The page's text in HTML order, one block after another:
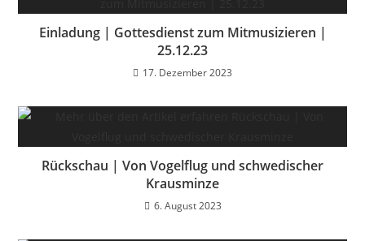
Einladung | Gottesdienst zum Mitmusizieren |
25.12.23
17. Dezember 2023
Rückschau | Von Vogelflug und schwedischer
Krausminze
6. August 2023